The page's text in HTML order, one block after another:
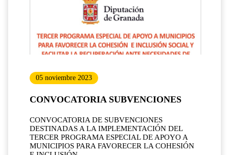
05 noviembre 2023
CONVOCATORIA SUBVENCIONES
CONVOCATORIA DE SUBVENCIONES
DESTINADAS A LA IMPLEMENTACIÓN DEL
TERCER PROGRAMA ESPECIAL DE APOYO A
MUNICIPIOS PARA FAVORECER LA COHESIÓN